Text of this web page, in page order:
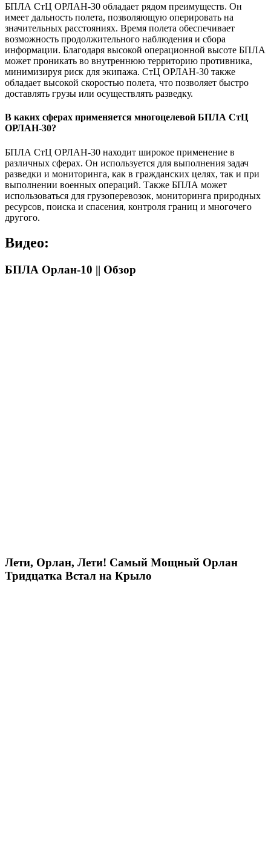
БПЛА СтЦ ОРЛАН-30 обладает рядом преимуществ. Он
имеет дальность полета, позволяющую оперировать на
значительных расстояниях. Время полета обеспечивает
возможность продолжительного наблюдения и сбора
информации. Благодаря высокой операционной высоте БПЛА
может проникать во внутреннюю территорию противника,
минимизируя риск для экипажа. СтЦ ОРЛАН-30 также
обладает высокой скоростью полета, что позволяет быстро
доставлять грузы или осуществлять разведку.
В каких сферах применяется многоцелевой БПЛА СтЦ
ОРЛАН-30?
БПЛА СтЦ ОРЛАН-30 находит широкое применение в
различных сферах. Он используется для выполнения задач
разведки и мониторинга, как в гражданских целях, так и при
выполнении военных операций. Также БПЛА может
использоваться для грузоперевозок, мониторинга природных
ресурсов, поиска и спасения, контроля границ и многочего
другого.
Видео:
БПЛА Орлан-10 || Обзор
Лети, Орлан, Лети! Самый Мощный Орлан
Тридцатка Встал на Крыло